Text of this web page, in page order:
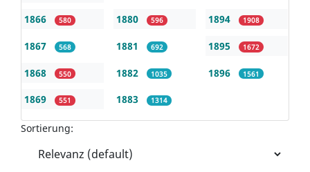
1866 580
1867 568
1868 550
1869 551
1880 596
1881 692
1882 1035
1883 1314
1894 1908
1895 1672
1896 1561
Sortierung: